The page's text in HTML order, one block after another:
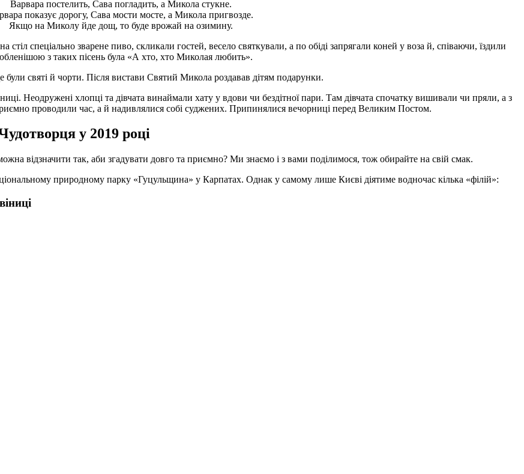
Варвара постелить, Сава погладить, а Микола стукне.
показує дорогу, Сава мости мосте, а Микола пригвозде.
Якщо на Миколу йде дощ, то буде врожай на озимину.
спеціально зварене пиво, скликали гостей, весело святкували, а по обіді запрягали коней у воза й, співаючи, їздили
з таких пісень була «А хто, хто Миколая любить».
були святі й чорти. Після вистави Святий Микола роздавав дітям подарунки.
Неодружені хлопці та дівчата винаймали хату у вдови чи бездітної пари. Там дівчата спочатку вишивали чи пряли, а з
проводили час, а й надивлялися собі суджених. Припинялися вечорниці перед Великим Постом.
у 2019 році
відзначити так, аби згадувати довго та приємно? Ми знаємо і з вами поділимося, тож обирайте на свій смак.
природному парку «Гуцульщина» у Карпатах. Однак у самому лише Києві діятиме водночас кілька «філій»: